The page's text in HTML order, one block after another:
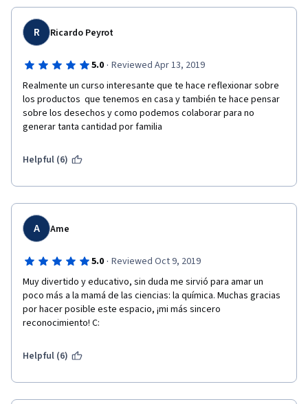
R Ricardo Peyrot
5.0 · Reviewed Apr 13, 2019
Realmente un curso interesante que te hace reflexionar sobre
los productos  que tenemos en casa y también te hace pensar
sobre los desechos y como podemos colaborar para no
generar tanta cantidad por familia
Helpful (6)
A Ame
5.0 · Reviewed Oct 9, 2019
Muy divertido y educativo, sin duda me sirvió para amar un
poco más a la mamá de las ciencias: la química. Muchas gracias
por hacer posible este espacio, ¡mi más sincero
reconocimiento! C:
Helpful (6)